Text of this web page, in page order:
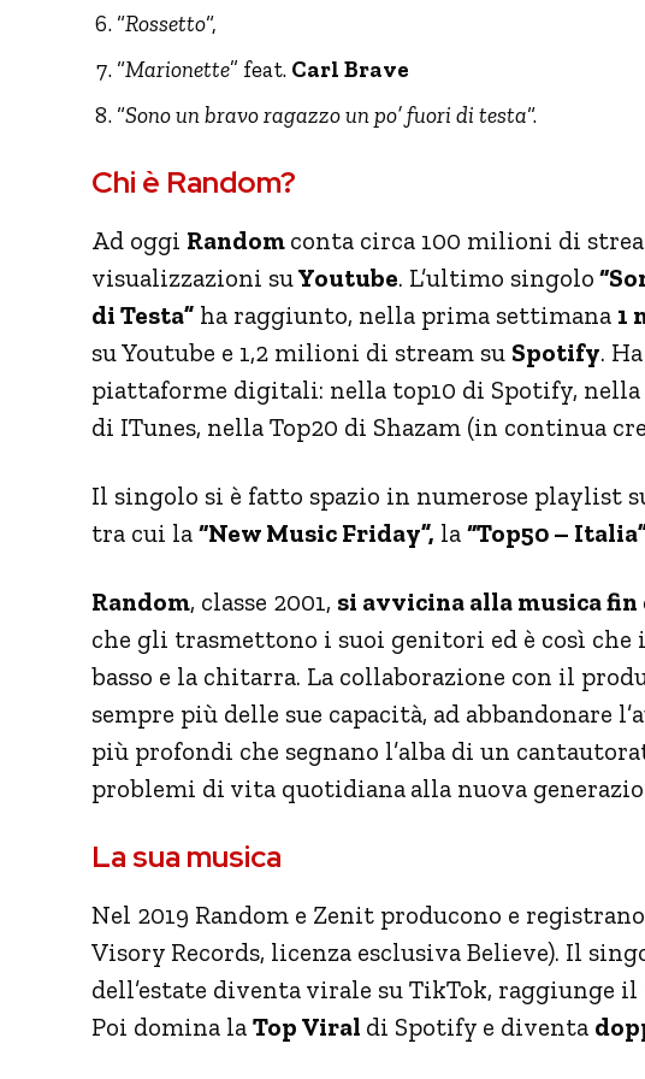
“Rossetto“,
“Marionette” feat. Carl Brave
“Sono un bravo ragazzo un po’ fuori di testa“.
Chi è Random?
Ad oggi Random conta circa 100 milioni di
visualizzazioni suYoutube. L’ultimo singolo
di Testa” ha raggiunto, nella prima settimana 1
su Youtube e 1,2 milioni di stream su Spotify.
piattaforme digitali: nella top10 di Spotify, nella
di ITunes, nella Top20 di Shazam (in continua
Il singolo si è fatto spazio in numerose playlist
tra cui la “New Music Friday”, la “Top50 –
Random, classe 2001, si avvicina alla musica fin
che gli trasmettono i suoi genitori ed è così che
basso e la chitarra. La collaborazione con il
sempre più delle sue capacità, ad abbandonare
più profondi che segnano l’alba di un
problemi di vita quotidiana alla nuova
La sua musica
Nel 2019 Random e Zenit producono e registrano
Visory Records, licenza esclusiva Believe). Il
dell’estate diventa virale su TikTok, raggiunge
Poi domina la Top Viral di Spotify e diventa